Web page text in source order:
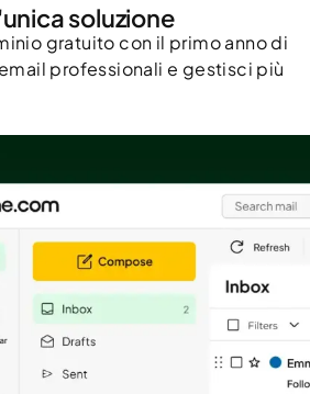
soluzione
gratuito con il primo anno di
professionali e gestisci più